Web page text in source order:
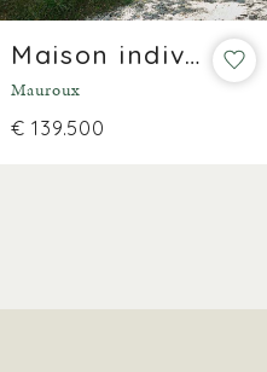
Maison individuelle sur un parc de vacances sur 550 m2
Mauroux
€ 139.500